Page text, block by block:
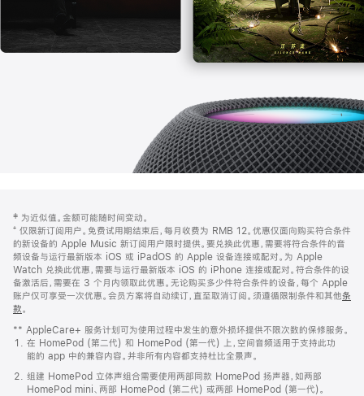
页
页
脚
注
‡ 为近似值。金额可能随时间变动。
⁺ 仅限新订阅用户。免费试用期结束后，每月收费为 RMB 12。优惠仅面向购买符合条件
的新设备的 Apple Music 新订阅用户限时提供。要兑换此优惠，需要将符合条件的音
频设备与运行最新版本 iOS 或 iPadOS 的 Apple 设备连接或配对。为 Apple
Watch 兑换此优惠，需要与运行最新版本 iOS 的 iPhone 连接或配对。符合条件的设
备激活后，需要在 3 个月内领取此优惠。无论购买多少件符合条件的设备，每个 Apple
账户仅可享受一次优惠。会员方案将自动续订，直至取消订阅。须遵循限制条件和其他条
款。
窗
口
中
打
开)
** AppleCare+ 服务计划可为使用过程中发生的意外损坏提供不限次数的保修服务。
在 HomePod (第二代) 和 HomePod (第一代) 上，空间音频适用于支持此功
能的 app 中的兼容内容。并非所有内容都支持杜比全景声。
组建 HomePod 立体声组合需要使用两部同款 HomePod 扬声器，如两部
HomePod mini、两部 HomePod (第二代) 或两部 HomePod (第一代)。